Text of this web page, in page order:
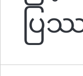
ပြ